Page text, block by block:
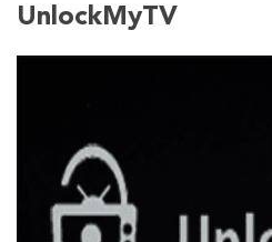
UnlockMyTV